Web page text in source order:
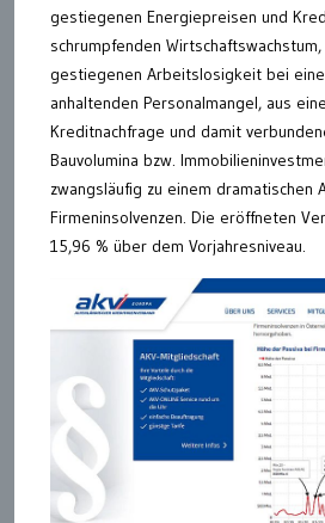
gestiegenen Energiepreisen und
schrumpfenden
gestiegenen Arbeitslosigkeit bei
anhaltenden Personalmangel, aus
Kreditnachfrage und damit
Bauvolumina bzw.
zwangsläufig zu einem dramatischen
Firmeninsolvenzen. Die eröffneten
15,96 % über dem Vorjahresniveau.